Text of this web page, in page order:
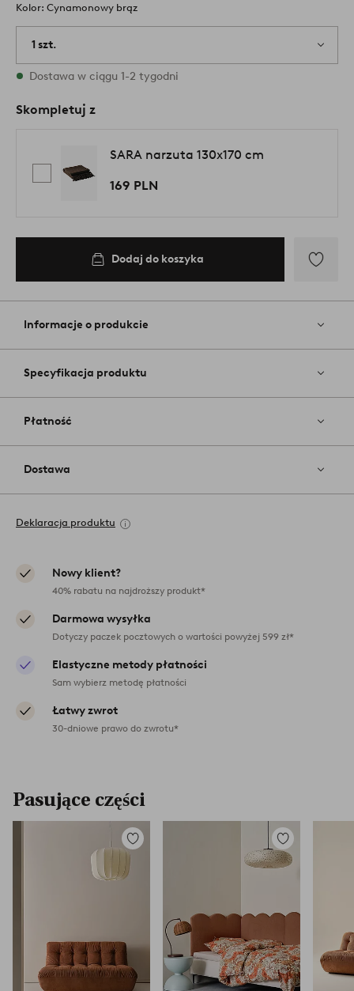
Kolor: Cynamonowy brąz
1 szt.
W magazynie
Dostawa w ciągu 1-2 tygodni
Skompletuj z
SARA narzuta 130x170 cm
169 PLN
Dodaj do koszyka
do
Informacje o produkcie
Specyfikacja produktu
Płatność
Dostawa
Deklaracja produktu
Nowy klient?
40% rabatu na najdroższy produkt*
Darmowa wysyłka
Dotyczy paczek pocztowych o wartości powyżej 599 zł*
Elastyczne metody płatności
Sam wybierz metodę płatności
Łatwy zwrot
30-dniowe prawo do zwrotu*
Pasujące części
Dodaj
do
ulubionych
Dodaj
do
ulubionych